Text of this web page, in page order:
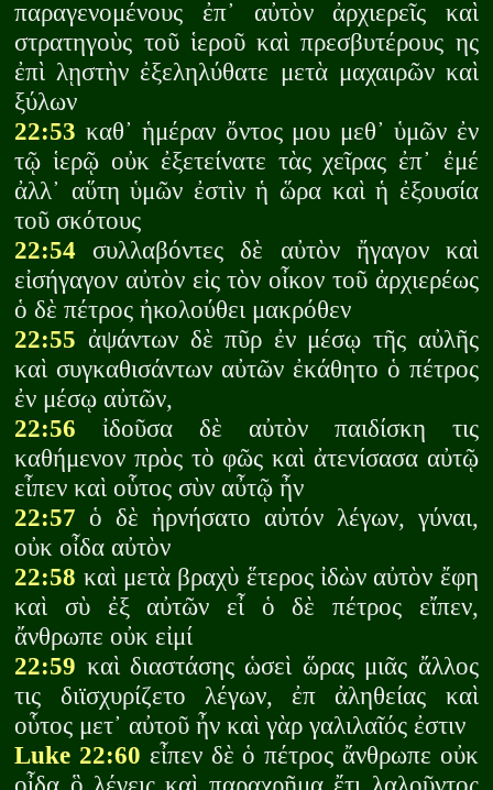
παραγενομένους ἐπ᾽ αὐτὸν ἀρχιερεῖς καὶ
στρατηγοὺς τοῦ ἱεροῦ καὶ πρεσβυτέρους ης
ἐπὶ λῃστὴν ἐξεληλύθατε μετὰ μαχαιρῶν καὶ
ξύλων
22:53 καθ᾽ ἡμέραν ὄντος μου μεθ᾽ ὑμῶν ἐν
τῷ ἱερῷ οὐκ ἐξετείνατε τὰς χεῖρας ἐπ᾽ ἐμέ
ἀλλ᾽ αὕτη ὑμῶν ἐστὶν ἡ ὥρα καὶ ἡ ἐξουσία
τοῦ σκότους
22:54 συλλαβόντες δὲ αὐτὸν ἤγαγον καὶ
εἰσήγαγον αὐτὸν εἰς τὸν οἶκον τοῦ ἀρχιερέως
ὁ δὲ πέτρος ἠκολούθει μακρόθεν
22:55 ἀψάντων δὲ πῦρ ἐν μέσῳ τῆς αὐλῆς
καὶ συγκαθισάντων αὐτῶν ἐκάθητο ὁ πέτρος
ἐν μέσῳ αὐτῶν,
22:56 ἰδοῦσα δὲ αὐτὸν παιδίσκη τις
καθήμενον πρὸς τὸ φῶς καὶ ἀτενίσασα αὐτῷ
εἶπεν καὶ οὗτος σὺν αὖτῷ ἦν
22:57 ὁ δὲ ἠρνήσατο αὐτόν λέγων, γύναι,
οὐκ οἶδα αὐτὸν
22:58 καὶ μετὰ βραχὺ ἕτερος ἰδὼν αὐτὸν ἔφη
καὶ σὺ ἐξ αὐτῶν εἶ ὁ δὲ πέτρος εἴπεν,
ἄνθρωπε οὐκ εἰμί
22:59 καὶ διαστάσης ὡσεὶ ὥρας μιᾶς ἄλλος
τις διϊσχυρίζετο λέγων, ἐπ ἀληθείας καὶ
οὗτος μετ᾽ αὐτοῦ ἦν καὶ γὰρ γαλιλαῖός ἐστιν
Luke 22:60 εἶπεν δὲ ὁ πέτρος ἄνθρωπε οὐκ